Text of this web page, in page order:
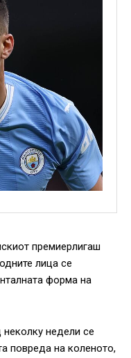
премиерлигаш
лица се
форма на
недели се
повреда на коленото,